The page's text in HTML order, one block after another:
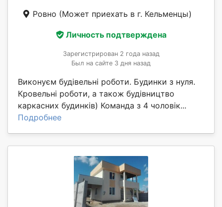
Ровно (Может приехать в г. Кельменцы)
Личность подтверждена
Зарегистрирован 2 года назад
Был на сайте 3 дня назад
Виконуєм будівельні роботи. Будинки з нуля.
Кровельні роботи, а також будівництво
каркасних будинків) Команда з 4 чоловік...
Подробнее